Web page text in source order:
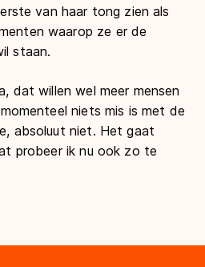
van haar tong zien als
waarop ze er de
staan.
dat willen wel meer mensen
niets mis is met de
absoluut niet. Het gaat
probeer ik nu ook zo te